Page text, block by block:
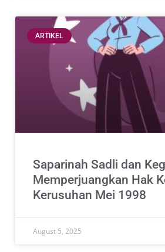
ARTIKEL
Saparinah Sadli dan
Memperjuangkan Hak
Kerusuhan Mei 1998
August 5, 2025